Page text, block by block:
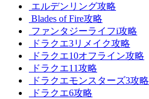
エルデンリング攻略
Blades of Fire攻略
ファンタジーライフi攻略
ドラクエ3リメイク攻略
ドラクエ10オフライン攻略
ドラクエ11攻略
ドラクエモンスターズ3攻略
ドラクエ6攻略